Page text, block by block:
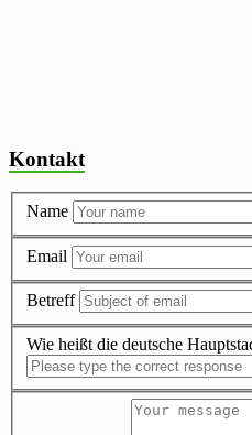
Kontakt
Name
Email
Betreff
Wie heißt die deutsche